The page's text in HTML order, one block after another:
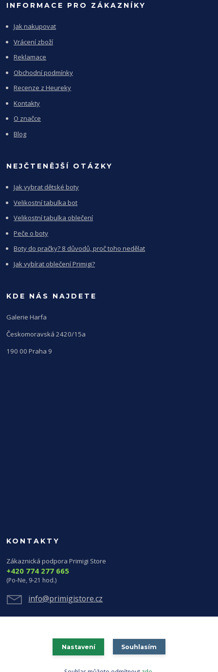
INFORMACE PRO ZÁKAZNÍKY
Jak nakupovat
Vrácení zboží
Reklamace
Obchodní podmínky
Recenze z Heureky
Kontakty
O značce
Blog
NEJČTENĚJŠÍ OTÁZKY
Jak vybrat dětské boty
Velikostní tabulka bot
Velikostní tabulka oblečení
Peče o boty
Boty do pračky? 8 důvodů, proč toho nedělat
Jak vybírat oblečení Primigi?
KDE NÁS NAJDETE
Galerie Harfa
Českomoravská 2420/15a
190 00 Praha 9
KONTAKTY
Zákaznická podpora Primigi Store
+420 774 277 665
(Po-Ne, 9-21 hod.)
info@primigistore.cz
Nastavení Souhlasím